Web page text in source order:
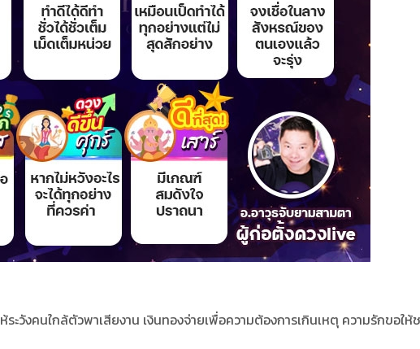
ะวังคนใกล้ตัวพาเสียงาน เงินทองจ่ายเพื่อความต้องการเกินเหตุ ความรักขอให้